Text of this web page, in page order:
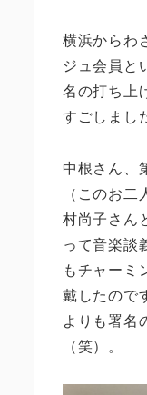
横浜からわ
ジュ会員と
名の打ち上
すごしまし
中根さん、
（このお
村尚子さん
って音楽談
もチャーミ
戴したので
よりも署名
（笑）。